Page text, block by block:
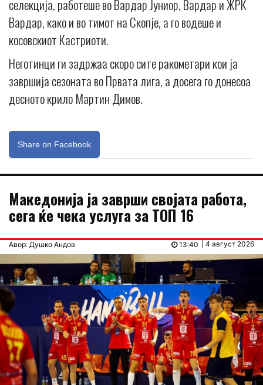
селекција, работеше во Вардар Јуниор, Вардар и ЖРК
Вардар, како и во тимот на Скопје, а го водеше и
косовскиот Кастриоти.
Неготинци ги задржаа скоро сите ракометари кои ја
завршија сезоната во Првата лига, а досега го донесоа
десното крило Мартин Димов.
Share on Facebook
Македонија ја заврши својата работа,
сега ќе чека услуга за ТОП 16
Авор: Душко Андов | 4 август 2026
13:40